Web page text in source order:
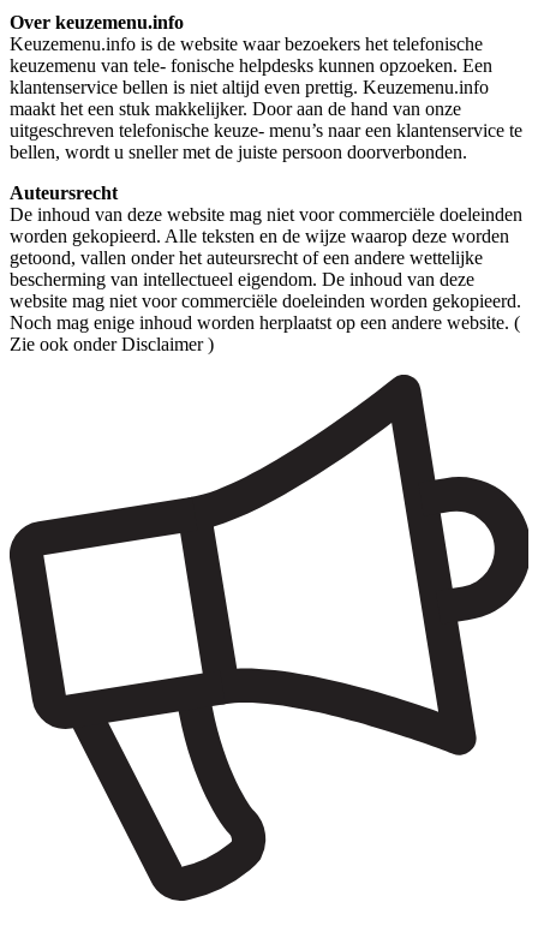
Over keuzemenu.info
Keuzemenu.info is de website waar bezoekers het telefonische
keuzemenu van tele- fonische helpdesks kunnen opzoeken. Een
klantenservice bellen is niet altijd even prettig. Keuzemenu.info
maakt het een stuk makkelijker. Door aan de hand van onze
uitgeschreven telefonische keuze- menu’s naar een klantenservice te
bellen, wordt u sneller met de juiste persoon doorverbonden.
Auteursrecht
De inhoud van deze website mag niet voor commerciële doeleinden
worden gekopieerd. Alle teksten en de wijze waarop deze worden
getoond, vallen onder het auteursrecht of een andere wettelijke
bescherming van intellectueel eigendom. De inhoud van deze
website mag niet voor commerciële doeleinden worden gekopieerd.
Noch mag enige inhoud worden herplaatst op een andere website. (
Zie ook onder Disclaimer )